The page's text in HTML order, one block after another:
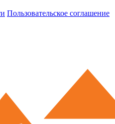
Пользовательское соглашение